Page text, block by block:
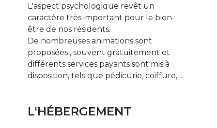
L'aspect psychologique revêt un
caractère très important pour le bien-
être de nos résidents.
De nombreuses animations sont
proposées , souvent gratuitement et
différents services payants sont mis à
disposition, tels que pédicurie, coiffure, ...
L'HÉBERGEMENT